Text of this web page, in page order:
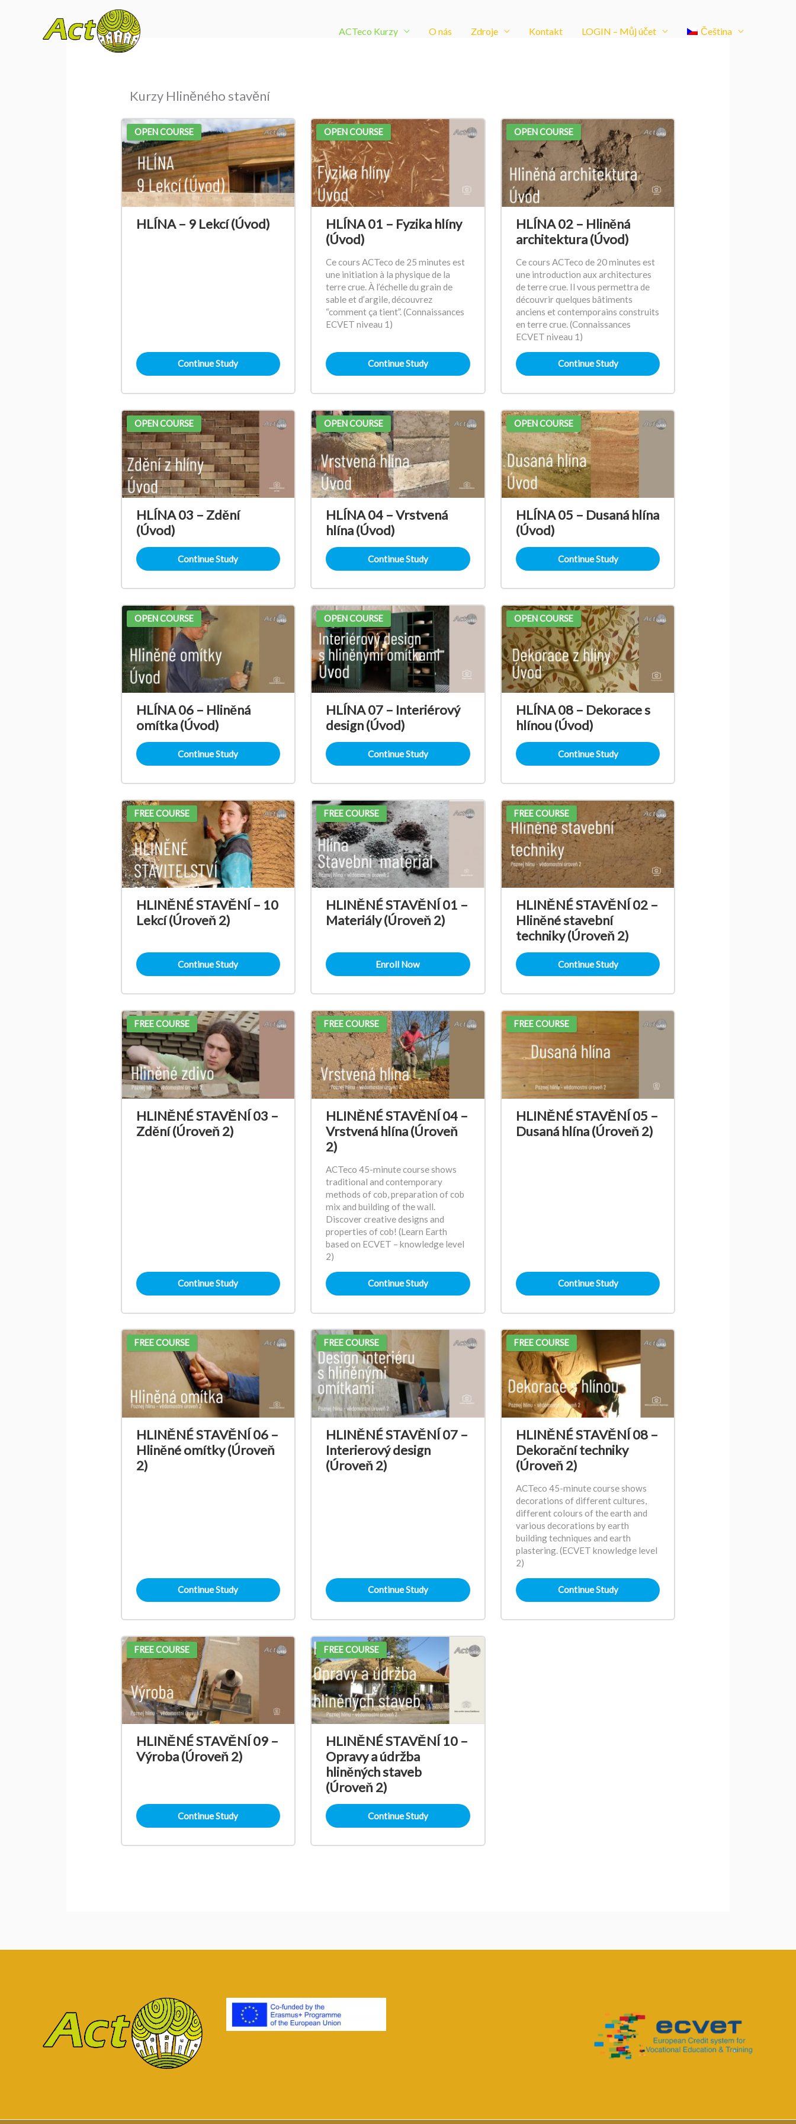
ACTeco Kurzy O nás Zdroje Kontakt LOGIN – Můj účet Čeština
Kurzy Hliněného stavění
OPEN COURSE
HLÍNA – 9 Lekcí (Úvod)
Continue Study
OPEN COURSE
HLÍNA 01 – Fyzika hlíny
(Úvod)
Ce cours ACTeco de 25 minutes est
une initiation à la physique de la
terre crue. À l’échelle du grain de
sable et d’argile, découvrez
“comment ça tient”. (Connaissances
ECVET niveau 1)
Continue Study
OPEN COURSE
HLÍNA 02 – Hliněná
architektura (Úvod)
Ce cours ACTeco de 20 minutes est
une introduction aux architectures
de terre crue. Il vous permettra de
découvrir quelques bâtiments
anciens et contemporains construits
en terre crue. (Connaissances
ECVET niveau 1)
Continue Study
OPEN COURSE
HLÍNA 03 – Zdění
(Úvod)
Continue Study
OPEN COURSE
HLÍNA 04 – Vrstvená
hlína (Úvod)
Continue Study
OPEN COURSE
HLÍNA 05 – Dusaná hlína
(Úvod)
Continue Study
OPEN COURSE
HLÍNA 06 – Hliněná
omítka (Úvod)
Continue Study
OPEN COURSE
HLÍNA 07 – Interiérový
design (Úvod)
Continue Study
OPEN COURSE
HLÍNA 08 – Dekorace s
hlínou (Úvod)
Continue Study
FREE COURSE
HLINĚNÉ STAVĚNÍ – 10
Lekcí (Úroveň 2)
Continue Study
FREE COURSE
HLINĚNÉ STAVĚNÍ 01 –
Materiály (Úroveň 2)
Enroll Now
FREE COURSE
HLINĚNÉ STAVĚNÍ 02 –
Hliněné stavební
techniky (Úroveň 2)
Continue Study
FREE COURSE
HLINĚNÉ STAVĚNÍ 03 –
Zdění (Úroveň 2)
Continue Study
FREE COURSE
HLINĚNÉ STAVĚNÍ 04 –
Vrstvená hlína (Úroveň
2)
ACTeco 45-minute course shows
traditional and contemporary
methods of cob, preparation of cob
mix and building of the wall.
Discover creative designs and
properties of cob! (Learn Earth
based on ECVET – knowledge level
2)
Continue Study
FREE COURSE
HLINĚNÉ STAVĚNÍ 05 –
Dusaná hlína (Úroveň 2)
Continue Study
FREE COURSE
HLINĚNÉ STAVĚNÍ 06 –
Hliněné omítky (Úroveň
2)
Continue Study
FREE COURSE
HLINĚNÉ STAVĚNÍ 07 –
Interierový design
(Úroveň 2)
Continue Study
FREE COURSE
HLINĚNÉ STAVĚNÍ 08 –
Dekorační techniky
(Úroveň 2)
ACTeco 45-minute course shows
decorations of different cultures,
different colours of the earth and
various decorations by earth
building techniques and earth
plastering. (ECVET knowledge level
2)
Continue Study
FREE COURSE
HLINĚNÉ STAVĚNÍ 09 –
Výroba (Úroveň 2)
Continue Study
FREE COURSE
HLINĚNÉ STAVĚNÍ 10 –
Opravy a údržba
hliněných staveb
(Úroveň 2)
Continue Study